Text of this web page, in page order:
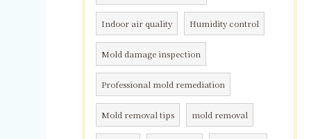
Indoor air quality Humidity control
Mold damage inspection
Professional mold remediation
Mold removal tips mold removal